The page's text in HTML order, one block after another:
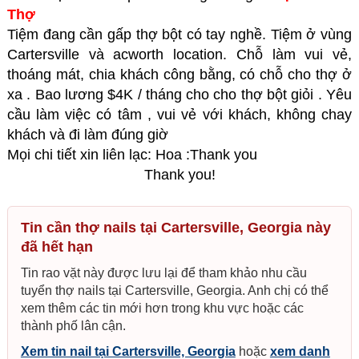
Thợ
Tiệm đang cần gấp thợ bột có tay nghề. Tiệm ở vùng
Cartersville và acworth location. Chỗ làm vui vẻ,
thoáng mát, chia khách công bằng, có chỗ cho thợ ở
xa . Bao lương $4K / tháng cho cho thợ bột giỏi . Yêu
cầu làm việc có tâm , vui vẻ với khách, không chay
khách và đi làm đúng giờ
Mọi chi tiết xin liên lạc: Hoa :Thank you
Thank you!
Tin cần thợ nails tại Cartersville, Georgia này
đã hết hạn
Tin rao vặt này được lưu lại để tham khảo nhu cầu
tuyển thợ nails tại Cartersville, Georgia. Anh chị có thể
xem thêm các tin mới hơn trong khu vực hoặc các
thành phố lân cận.
Xem tin nail tại Cartersville, Georgiahoặc xem danh